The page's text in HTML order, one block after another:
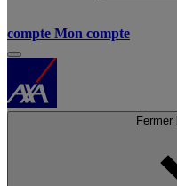
compte Mon compte
Fermer